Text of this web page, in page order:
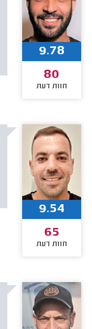
9.78
80
חוות דעת
9.54
65
חוות דעת